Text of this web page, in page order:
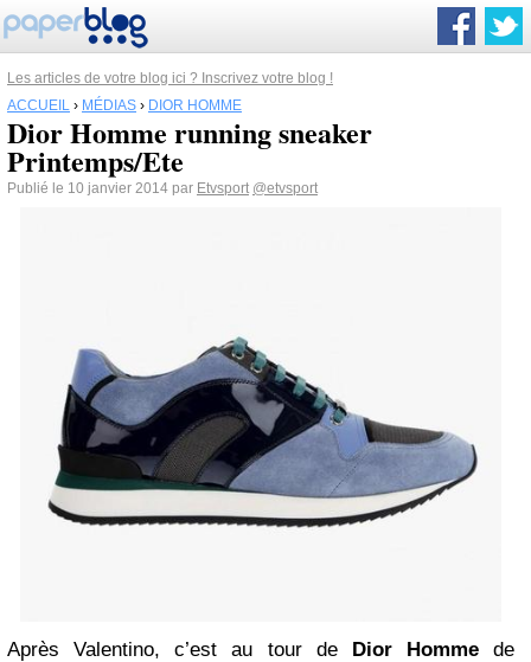
Les articles de votre blog ici ? Inscrivez votre blog !
ACCUEIL › MÉDIAS › DIOR HOMME
Dior Homme running sneaker
Printemps/Ete
Publié le 10 janvier 2014 par Etvsport @etvsport
Après Valentino, c’est au tour de DiorHommede